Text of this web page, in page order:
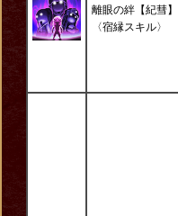
離眼の絆【紀彗】
〈宿縁スキル〉